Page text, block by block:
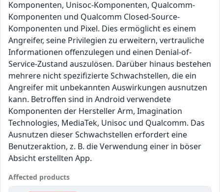
Komponenten, Unisoc-Komponenten, Qualcomm-
Komponenten und Qualcomm Closed-Source-
Komponenten und Pixel. Dies ermöglicht es einem
Angreifer, seine Privilegien zu erweitern, vertrauliche
Informationen offenzulegen und einen Denial-of-
Service-Zustand auszulösen. Darüber hinaus bestehen
mehrere nicht spezifizierte Schwachstellen, die ein
Angreifer mit unbekannten Auswirkungen ausnutzen
kann. Betroffen sind in Android verwendete
Komponenten der Hersteller Arm, Imagination
Technologies, MediaTek, Unisoc und Qualcomm. Das
Ausnutzen dieser Schwachstellen erfordert eine
Benutzeraktion, z. B. die Verwendung einer in böser
Absicht erstellten App.
Affected products